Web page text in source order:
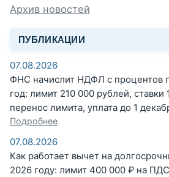
Архив новостей
ПУБЛИКАЦИИ
07.08.2026
ФНС начислит НДФЛ с процентов
год: лимит 210 000 рублей, ставки
перенос лимита, уплата до 1
Подробнее
07.08.2026
Как работает вычет на
2026 году: лимит 400 000 ₽ на